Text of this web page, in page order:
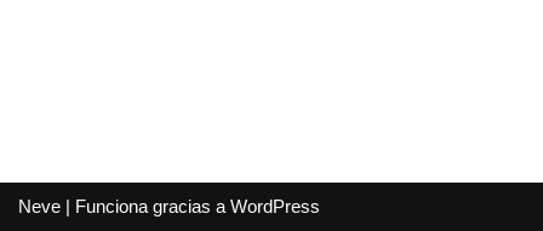
Neve | Funciona gracias a WordPress